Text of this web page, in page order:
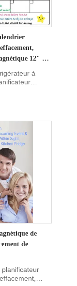
12" X
à
de
de
planificateur